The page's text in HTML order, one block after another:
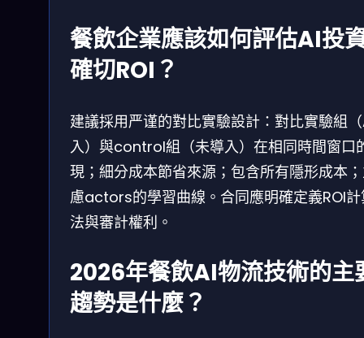
餐飲企業應該如何評估AI投
確切ROI？
建議採用严谨的對比實驗設計：對比實驗組
入）與control組（未導入）在相同時間窗口
現；細分成本節省來源；包含所有隱形成本
慮actors的學習曲線。合同應明確定義ROI
法與審計權利。
2026年餐飲AI物流技術的主
趨勢是什麼？